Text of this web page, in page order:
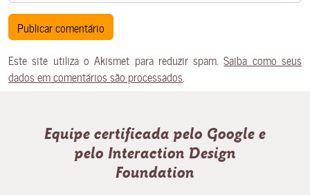
Este site utiliza o Akismet para reduzir spam.Saiba como seus
dados em comentários são processados
Equipe certificada pelo Google e
pelo Interaction Design
Foundation